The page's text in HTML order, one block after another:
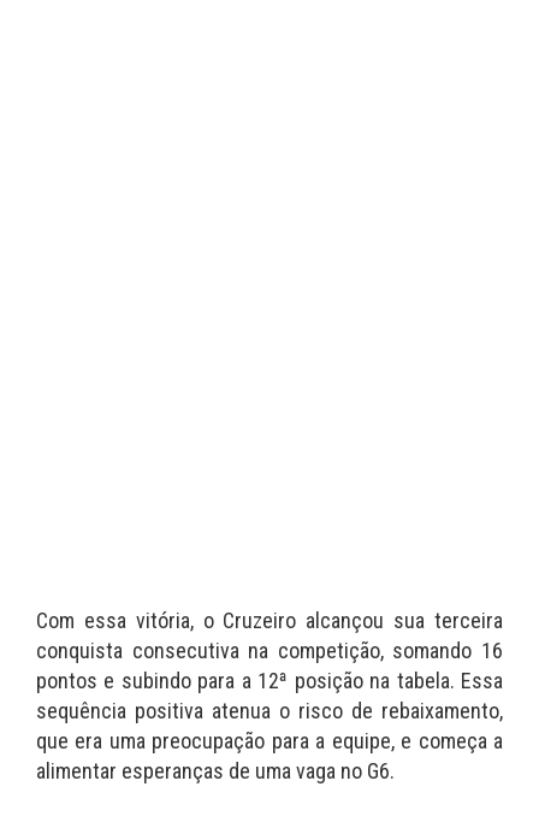
Com essa vitória, o Cruzeiro alcançou sua terceira
conquista consecutiva na competição, somando 16
pontos e subindo para a 12ª posição na tabela. Essa
sequência positiva atenua o risco de rebaixamento,
que era uma preocupação para a equipe, e começa a
alimentar esperanças de uma vaga no G6.